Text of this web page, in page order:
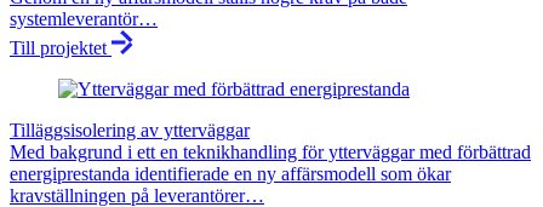
systemleverantör…
Till projektet
Tilläggsisolering av ytterväggar
Med bakgrund i ett en teknikhandling för ytterväggar med förbättrad
energiprestanda identifierade en ny affärsmodell som ökar
kravställningen på leverantörer…